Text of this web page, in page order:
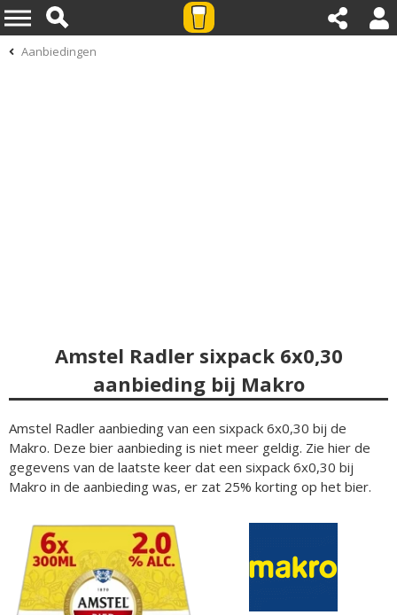
Aanbiedingen
Amstel Radler sixpack 6x0,30
aanbieding bij Makro
Amstel Radler aanbieding van een sixpack 6x0,30 bij de
Makro. Deze bier aanbieding is niet meer geldig. Zie hier de
gegevens van de laatste keer dat een sixpack 6x0,30 bij
Makro in de aanbieding was, er zat 25% korting op het bier.